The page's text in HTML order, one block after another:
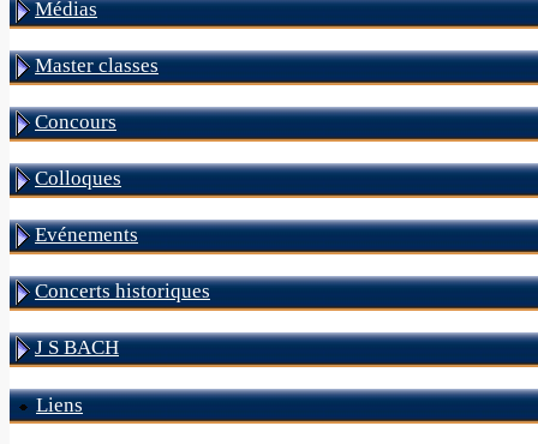
Médias
Master classes
Concours
Colloques
Evénements
Concerts historiques
J S BACH
Liens